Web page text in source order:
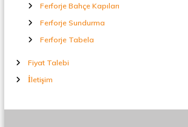
Ferforje Bahçe Kapıları
Ferforje Sundurma
Ferforje Tabela
Fiyat Talebi
İletişim